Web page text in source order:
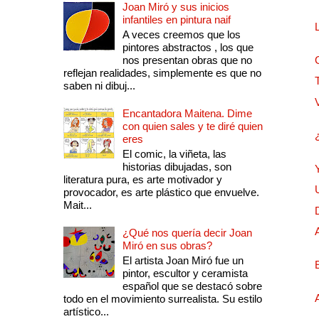
Joan Miró y sus inicios
infantiles en pintura naif
A veces creemos que los
pintores abstractos , los que
nos presentan obras que no
reflejan realidades, simplemente es que no
saben ni dibuj...
Encantadora Maitena. Dime
con quien sales y te diré quien
eres
El comic, la viñeta, las
historias dibujadas, son
literatura pura, es arte motivador y
provocador, es arte plástico que envuelve.
Mait...
¿Qué nos quería decir Joan
Miró en sus obras?
El artista Joan Miró fue un
pintor, escultor y ceramista
español que se destacó sobre
todo en el movimiento surrealista. Su estilo
artístico...